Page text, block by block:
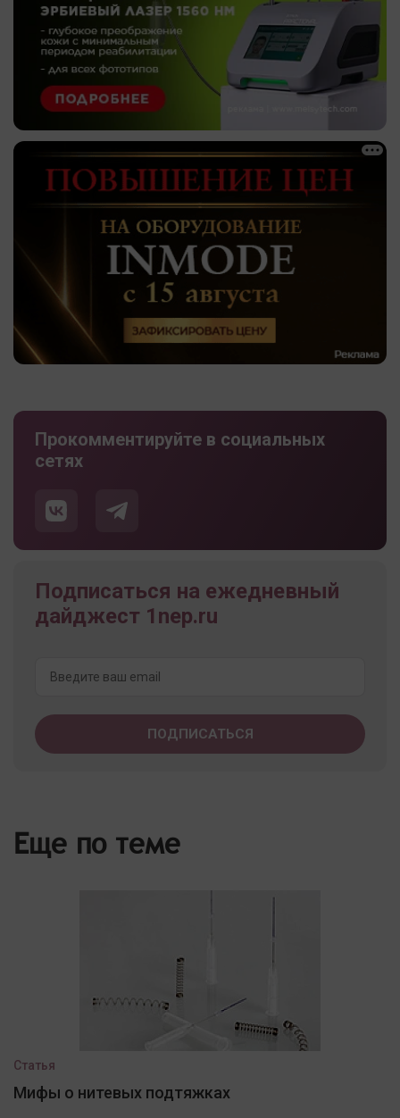
Прокомментируйте в социальных
сетях
Подписаться на ежедневный
дайджест 1nep.ru
Еще по теме
Статья
Мифы о нитевых подтяжках